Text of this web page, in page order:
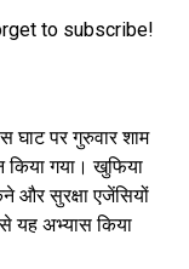
to subscribe!
घाट पर गुरुवार शाम
गया। खुफिया
और सुरक्षा एजेंसियों
से यह अभ्यास किया